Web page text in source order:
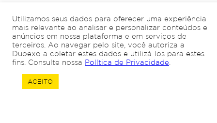
Utilizamos seus dados para oferecer uma experiência
mais relevante ao analisar e personalizar conteúdos e
anúncios em nossa plataforma e em serviços de
terceiros. Ao navegar pelo site, você autoriza a
Duoexo a coletar estes dados e utilizá-los para estes
fins. Consulte nossa Política de Privacidade
ACEITO